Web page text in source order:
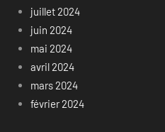
juillet 2024
juin 2024
mai 2024
avril 2024
mars 2024
février 2024